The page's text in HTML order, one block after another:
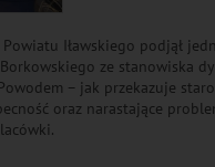
Iławskiego podjął
ze stanowiska
– jak przekazuje
oraz narastające